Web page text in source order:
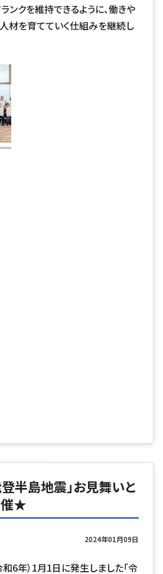
ンクを維持できるように、働きや
材を育てていく仕組みを継続し
半島地震」お見舞いと
催★
2024年01月09日
和6年） 1月1日に発生しました「令